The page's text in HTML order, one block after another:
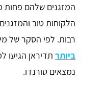
המזגנים שלהם פחות
הלקוחות טוב
רבות. לפי הסקר של
ביותר תדיראן הגיעו
נמצאים טורנדו.